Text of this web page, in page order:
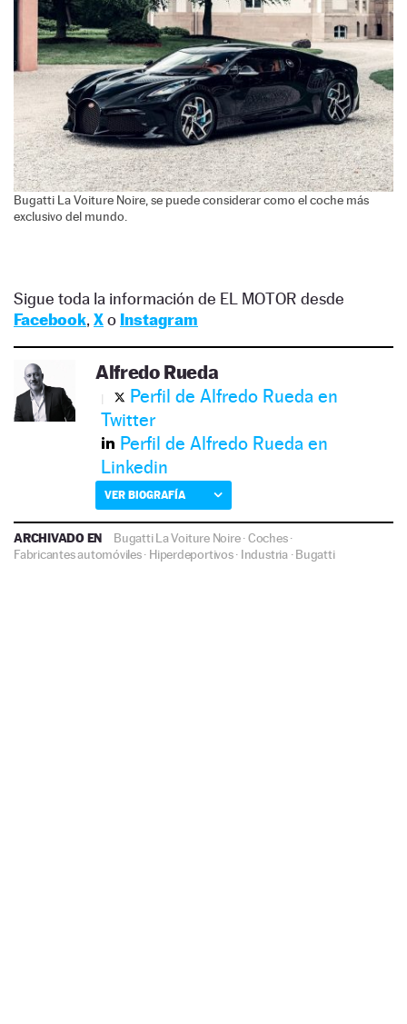
Bugatti La Voiture Noire, se puede considerar como el coche más
exclusivo del mundo.
Sigue toda la información de EL MOTOR desde
Facebook, Xo Instagram
Alfredo Rueda
Perfil de Alfredo Rueda en
Twitter
Perfil de Alfredo Rueda en
Linkedin
VER BIOGRAFÍA
ARCHIVADO EN Bugatti La Voiture Noire·Coches·
Fabricantes automóviles· Hiperdeportivos· Industria·Bugatti